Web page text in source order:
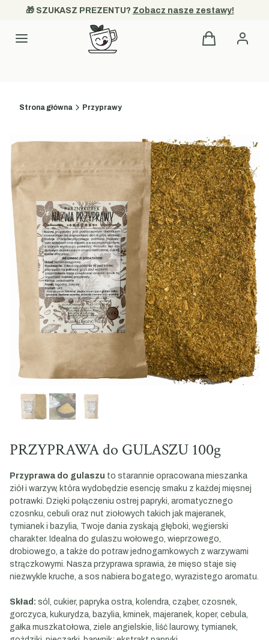
🎁 SZUKASZ PREZENTU? Zobacz nasze zestawy!
Menu Produkty w
Strona główna Przyprawy
PRZYPRAWA do GULASZU 100g
Przyprawa do gulaszu to starannie opracowana mieszanka
ziół i warzyw, która wydobędzie esencję smaku z każdej mięsnej
potrawki. Dzięki połączeniu ostrej papryki, aromatycznego
czosnku, cebuli oraz nut ziołowych takich jak majeranek,
tymianek i bazylia, Twoje dania zyskają głęboki, węgierski
charakter. Idealna do gulaszu wołowego, wieprzowego,
drobiowego, a także do potraw jednogarnkowych z warzywami
strączkowymi. Nasza przyprawa sprawia, że mięso staje się
niezwykle kruche, a sos nabiera bogatego, wyrazistego aromatu.
Skład: sól, cukier, papryka ostra, kolendra, cząber, czosnek,
gorczyca, kukurydza, bazylia, kminek, majeranek, koper, cebula,
gałka muszkatołowa, ziele angielskie, liść laurowy, tymianek,